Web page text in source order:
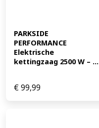
PARKSIDE
PERFORMANCE
Elektrische
kettingzaag 2500 W – ...
€99,99